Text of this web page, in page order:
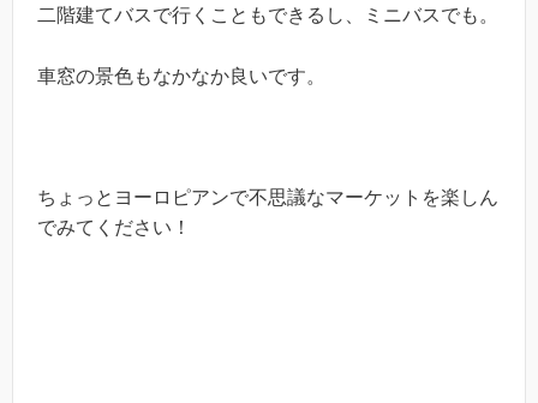
二階建てバスで行くこともできるし、ミニバスでも。
車窓の景色もなかなか良いです。
ちょっとヨーロピアンで不思議なマーケットを楽しん
でみてください！